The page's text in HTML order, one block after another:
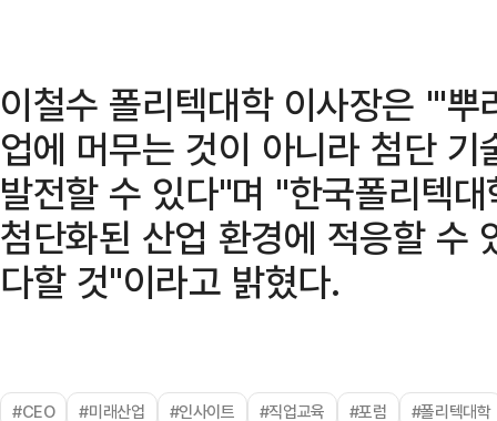
이철수 폴리텍대학 이사장은 "'
업에 머무는 것이 아니라 첨단
발전할 수 있다"며 "한국폴리텍
첨단화된 산업 환경에 적응할 수
다할 것"이라고 밝혔다.
#CEO #미래산업 #인사이트 #직업교육 #포럼 #폴리텍대학